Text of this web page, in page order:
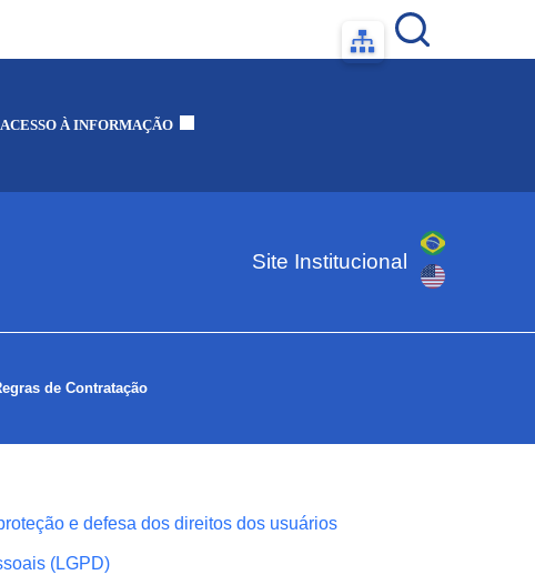
ACESSO À INFORMAÇÃO
Site Institucional
de Contratação
e defesa dos direitos dos usuários
(LGPD)